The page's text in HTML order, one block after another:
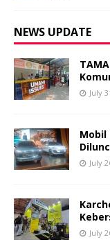
NEWS UPDATE
July
Mobil
July
July